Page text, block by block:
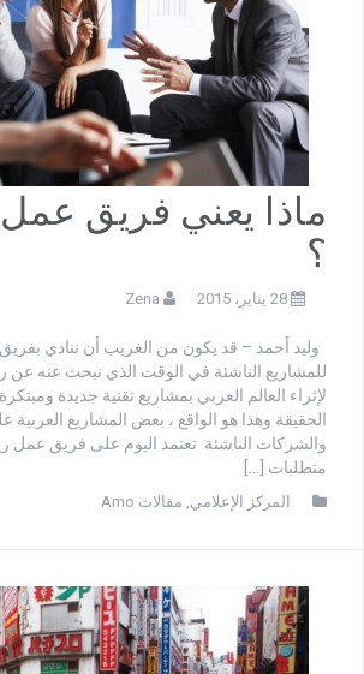
ماذا يعني فريق
؟
28 يناير، 2015 Zena
وليد أحمد – قد يكون من الغريب أن ننادي
للمشاريع الناشئة في الوقت الذي نبحث عنه عن
لإثراء العالم العربي بمشاريع تقنية جديدة
الحقيقة وهذا هو الواقع ، بعض المشاريع العربية
والشركات الناشئة تعتمد اليوم على فريق عمل
متطلبات […]
المركز الإعلامي , مقالات Amo